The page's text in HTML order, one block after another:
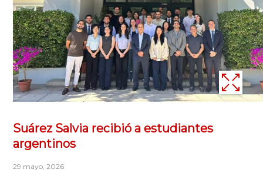
Suárez Salvia recibió a estudiantes
argentinos
29 mayo, 2026